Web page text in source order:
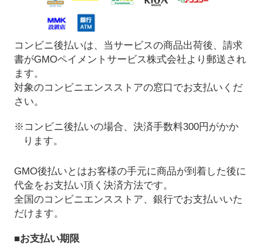
コンビニ後払いは、当サービスの商品出荷後、請求
書がGMOペイメントサービス株式会社より郵送され
ます。
対象のコンビニエンスストアの窓口でお支払いくだ
さい。
※コンビニ後払いの場合、決済手数料300円がかか
ります。
GMO後払いとはお客様の手元に商品が到着した後に
代金をお支払い頂く決済方法です。
全国のコンビニエンスストア、銀行でお支払いいた
だけます。
■お支払い期限